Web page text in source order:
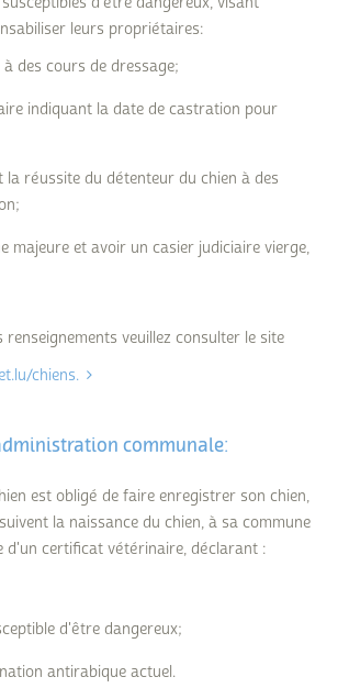
leurs propriétaires:
des cours de dressage;
indiquant la date de castration pour
la réussite du détenteur du chien à des
majeure et avoir un casier judiciaire vierge,
renseignements veuillez consulter le site
chiens.
communale:
est obligé de faire enregistrer son chien,
la naissance du chien, à sa commune
d'un certificat vétérinaire, déclarant :
d'être dangereux;
antirabique actuel.